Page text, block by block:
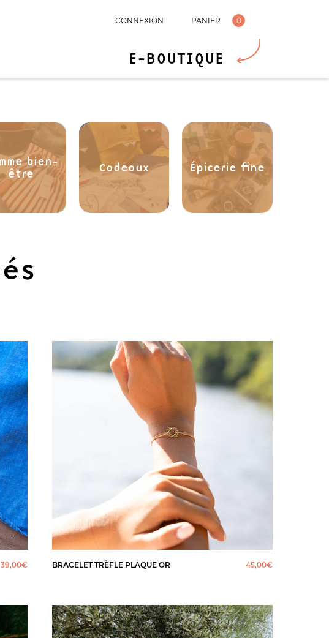
CONNEXION PANIER 0
E-BOUTIQUE
bien-
être
Cadeaux Épicerie fine
39,00€ BRACELET TRÈFLE PLAQUE OR 45,00€